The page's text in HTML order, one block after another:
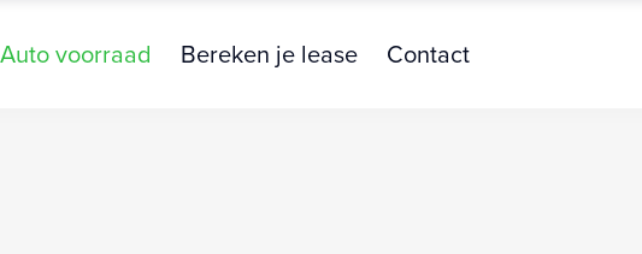
Auto voorraad Bereken je lease Contact